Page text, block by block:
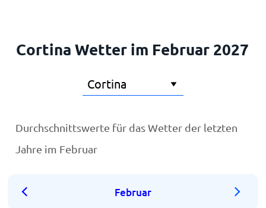
Cortina Wetter im Februar 2027
Durchschnittswerte für das Wetter der letzten
Jahre im Februar
Februar